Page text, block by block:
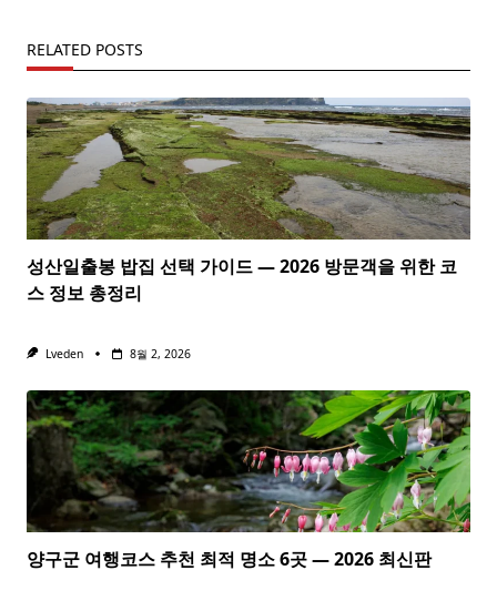
RELATED POSTS
성산일출봉 밥집 선택 가이드 — 2026 방문객을 위한 코
스 정보 총정리
Lveden 8월 2, 2026
양구군 여행코스 추천 최적 명소 6곳 — 2026 최신판